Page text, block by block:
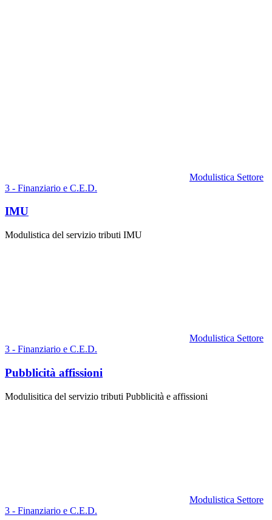
Modulistica Settore
3 - Finanziario e C.E.D.
IMU
Modulistica del servizio tributi IMU
Modulistica Settore
3 - Finanziario e C.E.D.
Pubblicità affissioni
Modulisitica del servizio tributi Pubblicità e affissioni
Modulistica Settore
3 - Finanziario e C.E.D.